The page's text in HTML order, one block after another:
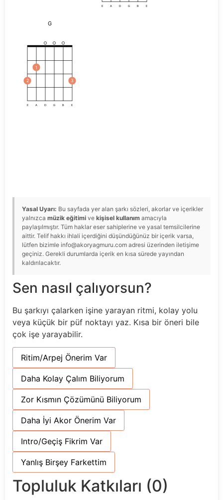
E A D G B E
G
2
1
3
E A D G B E
Yasal Uyarı: Bu sayfada yer alan şarkı sözleri, akorlar ve içerikler
yalnızca müzik eğitimi ve kişisel kullanım amacıyla
paylaşılmıştır. Tüm haklar eser sahiplerine ve yasal temsilcilerine
aittir. Telif hakkı ihlali içerdiğini düşündüğünüz bir içerik varsa,
lütfen bizimle info@akoryagmuru.com adresi üzerinden iletişime
geçiniz. Gerekli durumlarda içerik en kısa sürede yayından
kaldırılacaktır.
Sen nasıl çalıyorsun?
Bu şarkıyı çalarken işine yarayan ritmi, kolay yolu
veya küçük bir püf noktayı yaz. Kısa bir öneri bile
çok işe yarayabilir.
Ritim/Arpej Önerim Var
Daha Kolay Çalım Biliyorum
Zor Kısmın Çözümünü Biliyorum
Daha İyi Akor Önerim Var
Intro/Geçiş Fikrim Var
Yanlış Birşey Farkettim
Topluluk Katkıları (0)